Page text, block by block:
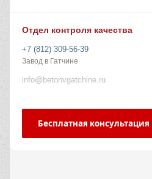
Отдел контроля качества
+7 (812) 309-56-39
Завод в Гатчине
info@betonvgatchine.ru
Бесплатная консультация